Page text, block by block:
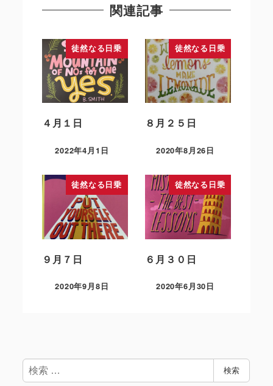
関連記事
徒然なる日乗
４月１日
2022年4月1日
徒然なる日乗
８月２５日
2020年8月26日
徒然なる日乗
９月７日
2020年9月8日
徒然なる日乗
６月３０日
2020年6月30日
検
索
検索